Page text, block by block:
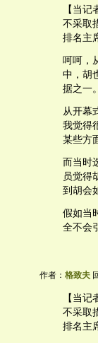
【当
不采取
排名主
呵呵，
中，胡
据之一。
从开幕
我觉得
某些方
而当时
员觉得
到胡会
假如当
全不会
作者： 格致夫
【当
不采取
排名主